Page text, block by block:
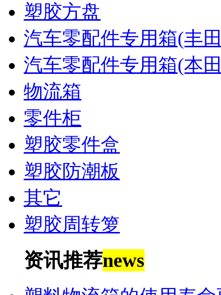
塑胶方盘
汽车零配件专用箱(丰
汽车零配件专用箱(本
物流箱
零件柜
塑胶零件盒
塑胶防潮板
其它
塑胶周转箩
资讯推荐news